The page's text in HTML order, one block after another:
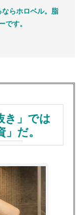
らホロベル。脂
す。
き」では
だ。